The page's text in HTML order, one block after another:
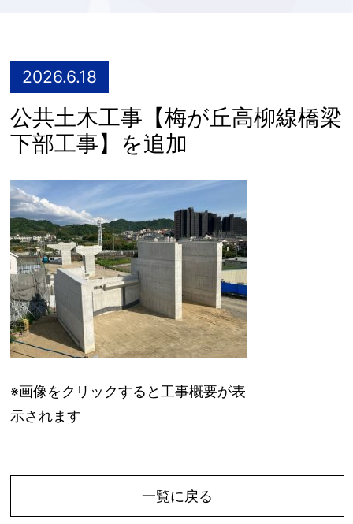
2026.6.18
公共土木工事【梅が丘高柳線橋梁
下部工事】を追加
※画像をクリックすると工事概要が表
示されます
一覧に戻る